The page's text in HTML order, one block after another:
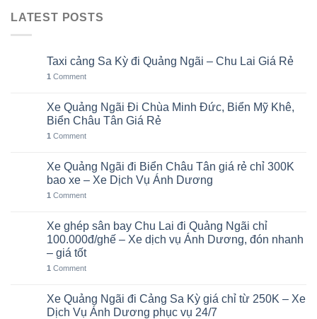
LATEST POSTS
Taxi cảng Sa Kỳ đi Quảng Ngãi – Chu Lai Giá Rẻ
1 Comment
Xe Quảng Ngãi Đi Chùa Minh Đức, Biển Mỹ Khê,
Biển Châu Tân Giá Rẻ
1 Comment
Xe Quảng Ngãi đi Biển Châu Tân giá rẻ chỉ 300K
bao xe – Xe Dịch Vụ Ánh Dương
1 Comment
Xe ghép sân bay Chu Lai đi Quảng Ngãi chỉ
100.000đ/ghế – Xe dịch vụ Ánh Dương, đón nhanh
– giá tốt
1 Comment
Xe Quảng Ngãi đi Cảng Sa Kỳ giá chỉ từ 250K – Xe
Dịch Vụ Ánh Dương phục vụ 24/7